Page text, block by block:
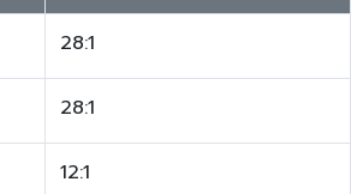
28:1
28:1
12:1